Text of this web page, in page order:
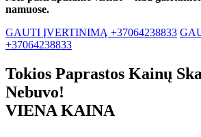
namuose.
GAUTI ĮVERTINIMĄ +37064238833
+37064238833
Tokios Paprastos Kainų
Nebuvo!
VIENA KAINA